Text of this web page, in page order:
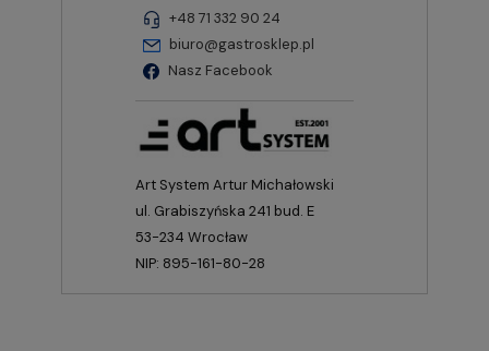
+48 71 332 90 24
biuro@gastrosklep.pl
Nasz Facebook
Art System Artur Michałowski
ul. Grabiszyńska 241 bud. E
53-234 Wrocław
NIP: 895-161-80-28